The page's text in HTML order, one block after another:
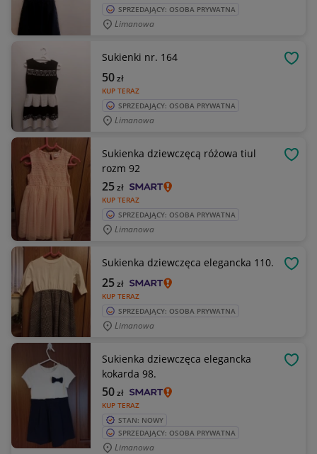
SPRZEDAJĄCY: OSOBA PRYWATNA
Limanowa
Sukienki nr. 164
KUP TERAZ
50zł
SPRZEDAJĄCY: OSOBA PRYWATNA
Limanowa
Sukienka dziewczęcą różowa tiul
rozm 92
KUP TERAZ
25zł
SPRZEDAJĄCY: OSOBA PRYWATNA
Limanowa
Sukienka dziewczęca elegancka 110.
KUP TERAZ
25zł
SPRZEDAJĄCY: OSOBA PRYWATNA
Limanowa
Sukienka dziewczęca elegancka
kokarda 98.
KUP TERAZ
50zł
STAN: NOWY
SPRZEDAJĄCY: OSOBA PRYWATNA
Limanowa